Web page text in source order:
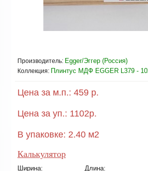
Производитель: Egger/Эггер (Россия)
Коллекция: Плинтус МДФ EGGER L379 -
Цена за м.п.: 459 р.
Цена за уп.: 1102р.
В упаковке: 2.40 м2
Калькулятор
Ширина:
Длина: